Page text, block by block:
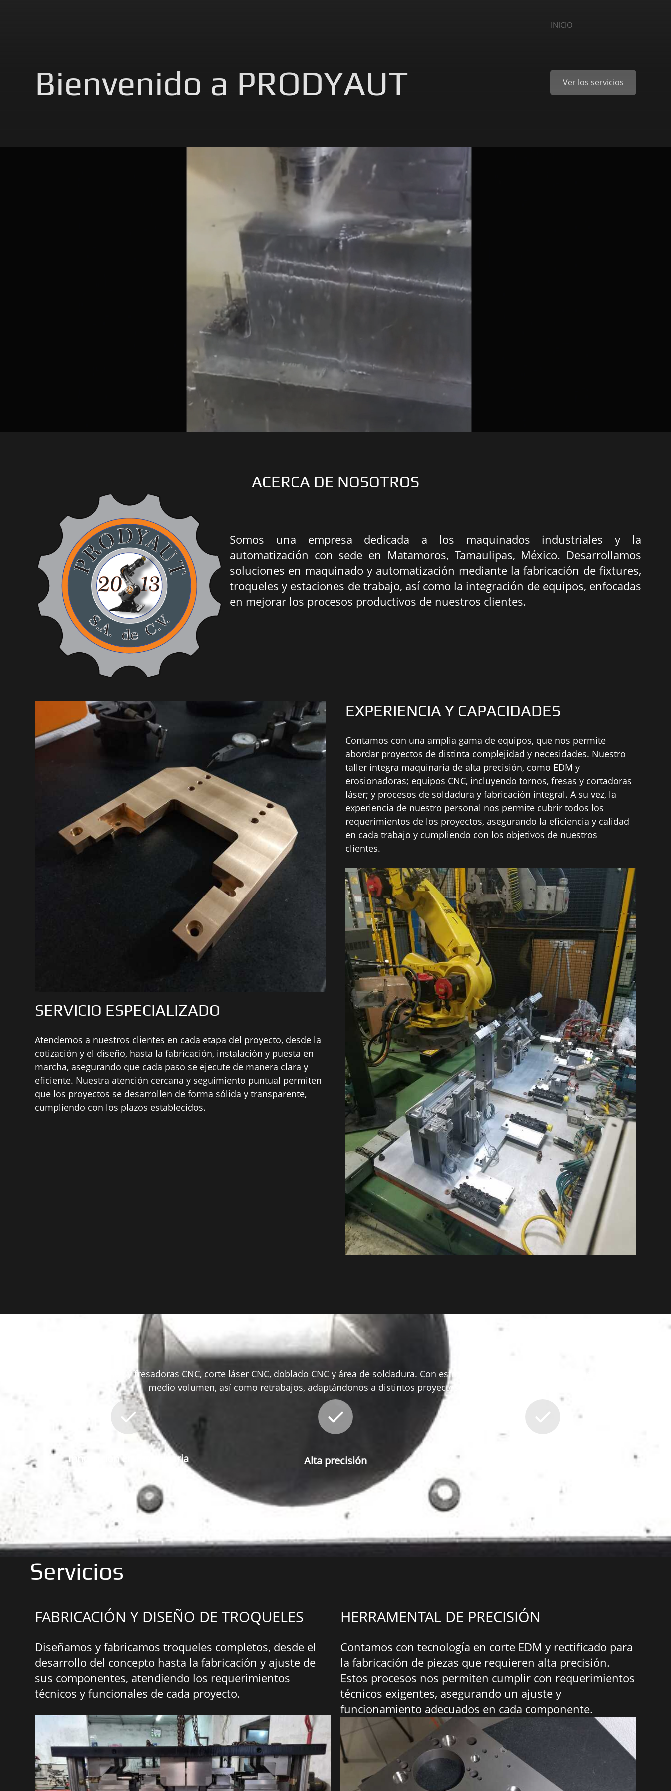
INICIO
Bienvenido a PRODYAUT Ver los servicios
ACERCA DE NOSOTROS
Somos una empresa dedicada a los maquinados industriales y la
automatización con sede en Matamoros, Tamaulipas, México. Desarrollamos
soluciones en maquinado y automatización mediante la fabricación de fixtures,
troqueles y estaciones de trabajo, así como la integración de equipos, enfocadas
en mejorar los procesos productivos de nuestros clientes.
SERVICIO ESPECIALIZADO
Atendemos a nuestros clientes en cada etapa del proyecto, desde la
cotización y el diseño, hasta la fabricación, instalación y puesta en
marcha, asegurando que cada paso se ejecute de manera clara y
eficiente. Nuestra atención cercana y seguimiento puntual permiten
que los proyectos se desarrollen de forma sólida y transparente,
cumpliendo con los plazos establecidos.
EXPERIENCIA Y CAPACIDADES
Contamos con una amplia gama de equipos, que nos permite
abordar proyectos de distinta complejidad y necesidades. Nuestro
taller integra maquinaria de alta precisión, como EDM y
erosionadoras; equipos CNC, incluyendo tornos, fresas y cortadoras
láser; y procesos de soldadura y fabricación integral. A su vez, la
experiencia de nuestro personal nos permite cubrir todos los
requerimientos de los proyectos, asegurando la eficiencia y calidad
en cada trabajo y cumpliendo con los objetivos de nuestros
clientes.
Contamos con tornos y fresadoras CNC, corte láser CNC, doblado CNC y área de soldadura. Con esto, podemos atender producciones de bajo a
medio volumen, así como retrabajos, adaptándonos a distintos proyectos y necesidades.
Innovación en maquinaria Alta precisión
Servicios
FABRICACIÓN Y DISEÑO DE TROQUELES
Diseñamos y fabricamos troqueles completos, desde el
desarrollo del concepto hasta la fabricación y ajuste de
sus componentes, atendiendo los requerimientos
técnicos y funcionales de cada proyecto.
HERRAMENTAL DE PRECISIÓN
Contamos con tecnología en corte EDM y rectificado para
la fabricación de piezas que requieren alta precisión.
Estos procesos nos permiten cumplir con requerimientos
técnicos exigentes, asegurando un ajuste y
funcionamiento adecuados en cada componente.